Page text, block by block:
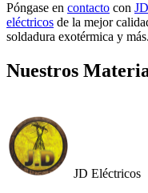
Póngase en contacto con
eléctricos de la mejor
soldadura exotérmica y más.
Nuestros
JD Eléctricos